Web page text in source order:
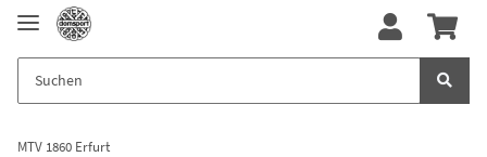
MTV 1860 Erfurt